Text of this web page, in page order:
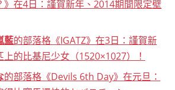
》在4日：謹賀新年、2014期間限定壁
藍的部落格《IGATZ》在3日：謹賀新
的比基尼少女（1520×1027）！
的部落格《Devils 6th Day》在元旦：